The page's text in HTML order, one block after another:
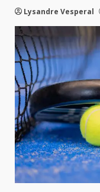
Lysandre Vesperal